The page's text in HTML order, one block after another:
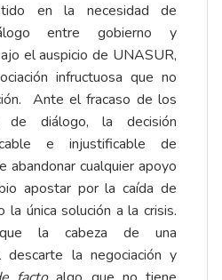
en la necesidad de
entre gobierno y
el auspicio de UNASUR,
infructuosa que no
Ante el fracaso de los
de diálogo, la decisión
e injustificable de
abandonar cualquier apoyo
apostar por la caída de
la única solución a la crisis.
que la cabeza de una
descarte la negociación y